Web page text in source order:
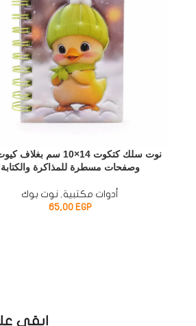
نوت سلك كتكوت 14×10 سم
وصفحات مسطرة للمذاكرة والكتابة
أدوات مكتبية , نوت بوك
65,00 EGP
ابقى